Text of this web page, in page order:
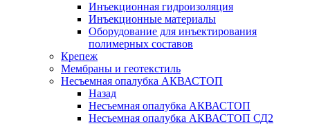
Инъекционная гидроизоляция
Инъекционные материалы
Оборудование для инъектирования
полимерных составов
Крепеж
Мембраны и геотекстиль
Несъемная опалубка АКВАСТОП
Назад
Несъемная опалубка АКВАСТОП
Несъемная опалубка АКВАСТОП СД2